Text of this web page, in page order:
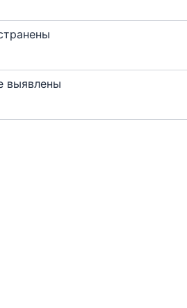
выявлены